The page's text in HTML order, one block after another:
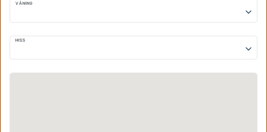
VÅNING
keyboard_arrow_down
HISS
keyboard_arrow_down